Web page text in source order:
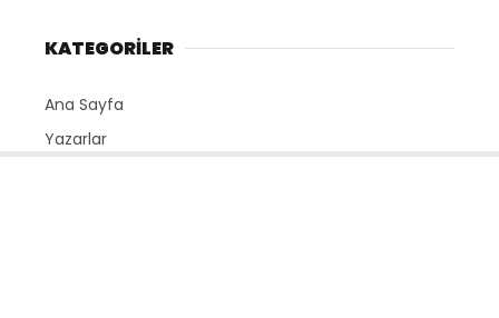
KATEGORİLER
Ana Sayfa
Yazarlar